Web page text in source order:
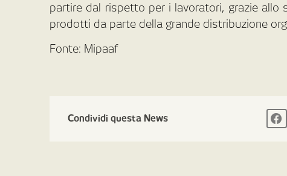
partire dal rispetto per i lavoratori, grazie allo
prodotti da parte della grande distribuzione
Fonte: Mipaaf
Condividi questa News